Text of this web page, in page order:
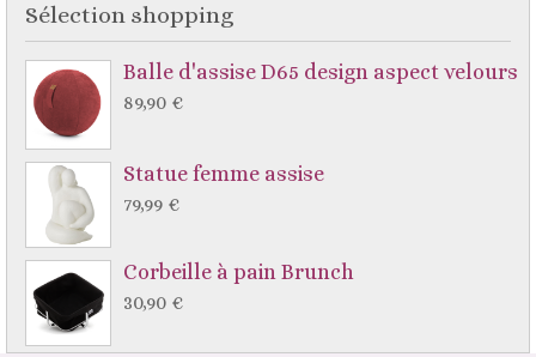
Sélection shopping
Balle d'assise D65 design aspect velours
89,90 €
Statue femme assise
79,99 €
Corbeille à pain Brunch
30,90 €